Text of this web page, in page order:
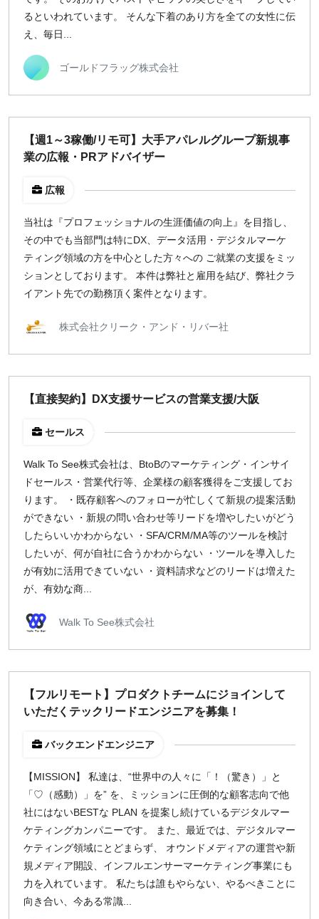
るといわれています。 そんな下着のあり方を全ての女性に伝
え、毎日...
ゴールドフラッグ株式会社
【週1～3稼働/リモ可】大手アパレルグループ新規事
業の広報・PRアドバイザー
広報
当社は『プロフェッショナルの生涯価値の向上』を目指し、
その中でも当部門は特にDX、データ活用・デジタルマーケ
ティング領域の方を中心とした方々への ご就業の支援をミッ
ションとしております。 本件は弊社と雇用を結び、弊社クラ
イアント先での勤務頂く案件となります。
株式会社クリーク・アンド・リバー社
【直接契約】DX支援サービスの営業支援/大阪
セールス
Walk To See株式会社は、BtoBのマーケティング・インサイ
ドセールス・営業代行等、企業様の顧客獲得をご支援してお
ります。 ・既存顧客へのフォローが忙しくて新規の提案活動
ができない ・新規の問い合わせ等リードを増やしたいがどう
したらいいかわからない ・SFA/CRM/MA等のツールを検討
したいが、何が自社に合うかわからない ・ツールを導入した
が有効に活用できていない ・資料請求などのリードは増えた
が、有効な商...
Walk To See株式会社
【フルリモート】プロダクトチームにジョインして
いただくテックリードエンジニアを募集！
バックエンドエンジニア
【MISSION】 私達は、“世界中の人々に「！（驚き）」と
「♡（感動）」を” を、ミッションに圧倒的な顧客志向で他
社にはないBESTな PLAN を提案し続けているデジタルマー
ケティングカンパニーです。 また、最近では、デジタルマー
ケティング領域にとどまらず、 オウンドメディアの運営や新
規メディア開設、インフルエンサーマーケティング事業にも
力を入れています。 私たちは誰もやらない、やるべきことに
向き合い、今ある常識...